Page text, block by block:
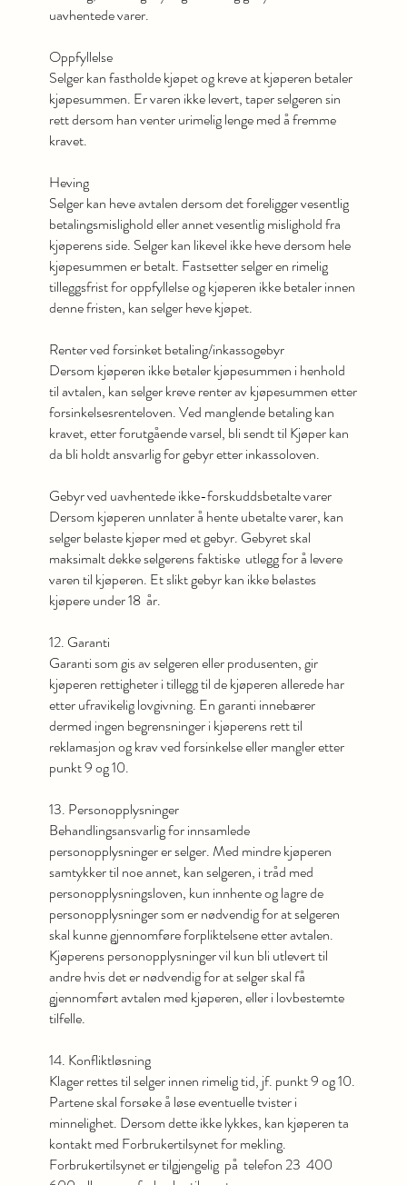
uavhentede varer.
Oppfyllelse
Selger kan fastholde kjøpet og kreve at kjøperen betaler
kjøpesummen. Er varen ikke levert, taper selgeren sin
rett dersom han venter urimelig lenge med å fremme
kravet.
Heving
Selger kan heve avtalen dersom det foreligger vesentlig
betalingsmislighold eller annet vesentlig mislighold fra
kjøperens side. Selger kan likevel ikke heve dersom hele
kjøpesummen er betalt. Fastsetter selger en rimelig
tilleggsfrist for oppfyllelse og kjøperen ikke betaler innen
denne fristen, kan selger heve kjøpet.
Renter ved forsinket betaling/inkassogebyr
Dersom kjøperen ikke betaler kjøpesummen i henhold
til avtalen, kan selger kreve renter av kjøpesummen etter
forsinkelsesrenteloven. Ved manglende betaling kan
kravet, etter forutgående varsel, bli sendt til Kjøper kan
da bli holdt ansvarlig for gebyr etter inkassoloven.
Gebyr ved uavhentede ikke-forskuddsbetalte varer
Dersom kjøperen unnlater å hente ubetalte varer, kan
selger belaste kjøper med et gebyr. Gebyret skal
maksimalt dekke selgerens faktiske utlegg for å levere
varen til kjøperen. Et slikt gebyr kan ikke belastes
kjøpere under 18 år.
12. Garanti
Garanti som gis av selgeren eller produsenten, gir
kjøperen rettigheter i tillegg til de kjøperen allerede har
etter ufravikelig lovgivning. En garanti innebærer
dermed ingen begrensninger i kjøperens rett til
reklamasjon og krav ved forsinkelse eller mangler etter
punkt 9 og 10.
13. Personopplysninger
Behandlingsansvarlig for innsamlede
personopplysninger er selger. Med mindre kjøperen
samtykker til noe annet, kan selgeren, i tråd med
personopplysningsloven, kun innhente og lagre de
personopplysninger som er nødvendig for at selgeren
skal kunne gjennomføre forpliktelsene etter avtalen.
Kjøperens personopplysninger vil kun bli utlevert til
andre hvis det er nødvendig for at selger skal få
gjennomført avtalen med kjøperen, eller i lovbestemte
tilfelle.
14. Konfliktløsning
Klager rettes til selger innen rimelig tid, jf. punkt 9 og 10.
Partene skal forsøke å løse eventuelle tvister i
minnelighet. Dersom dette ikke lykkes, kan kjøperen ta
kontakt med Forbrukertilsynet for mekling.
Forbrukertilsynet er tilgjengelig på telefon 23 400